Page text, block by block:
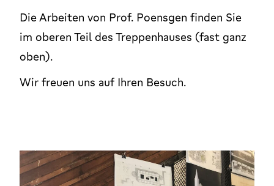
Die Arbeiten von Prof. Poensgen finden Sie
im oberen Teil des Treppenhauses (fast ganz
oben).
Wir freuen uns auf Ihren Besuch.